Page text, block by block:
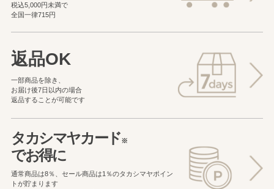
税込5,000円未満で
全国一律715円
返品OK
一部商品を除き、
お届け後7日以内の場合
返品することが可能です
タカシマヤカード※
でお得に
通常商品は8％、セール商品は1％のタカシマヤポイン
トが貯まります